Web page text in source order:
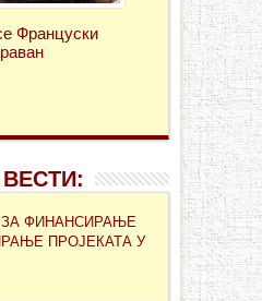
Француски
ФИНАНСИРАЊЕ
ПРОЈЕКАТА У